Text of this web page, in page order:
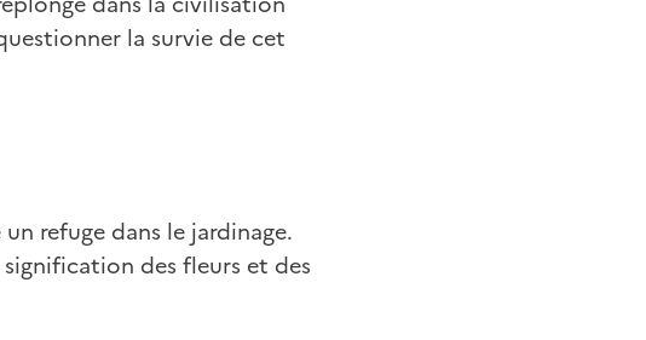
la survie de cet
refuge dans le jardinage.
des fleurs et des